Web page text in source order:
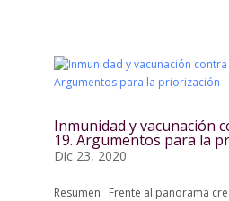
Inmunidad y vacunación
19. Argumentos para la
Dic 23, 2020
Resumen Frente al panorama